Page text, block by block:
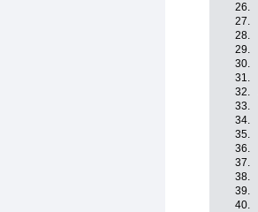
26.
27.
28.
29.
30.
31.
32.
33.
34.
35.
36.
37.
38.
39.
40.